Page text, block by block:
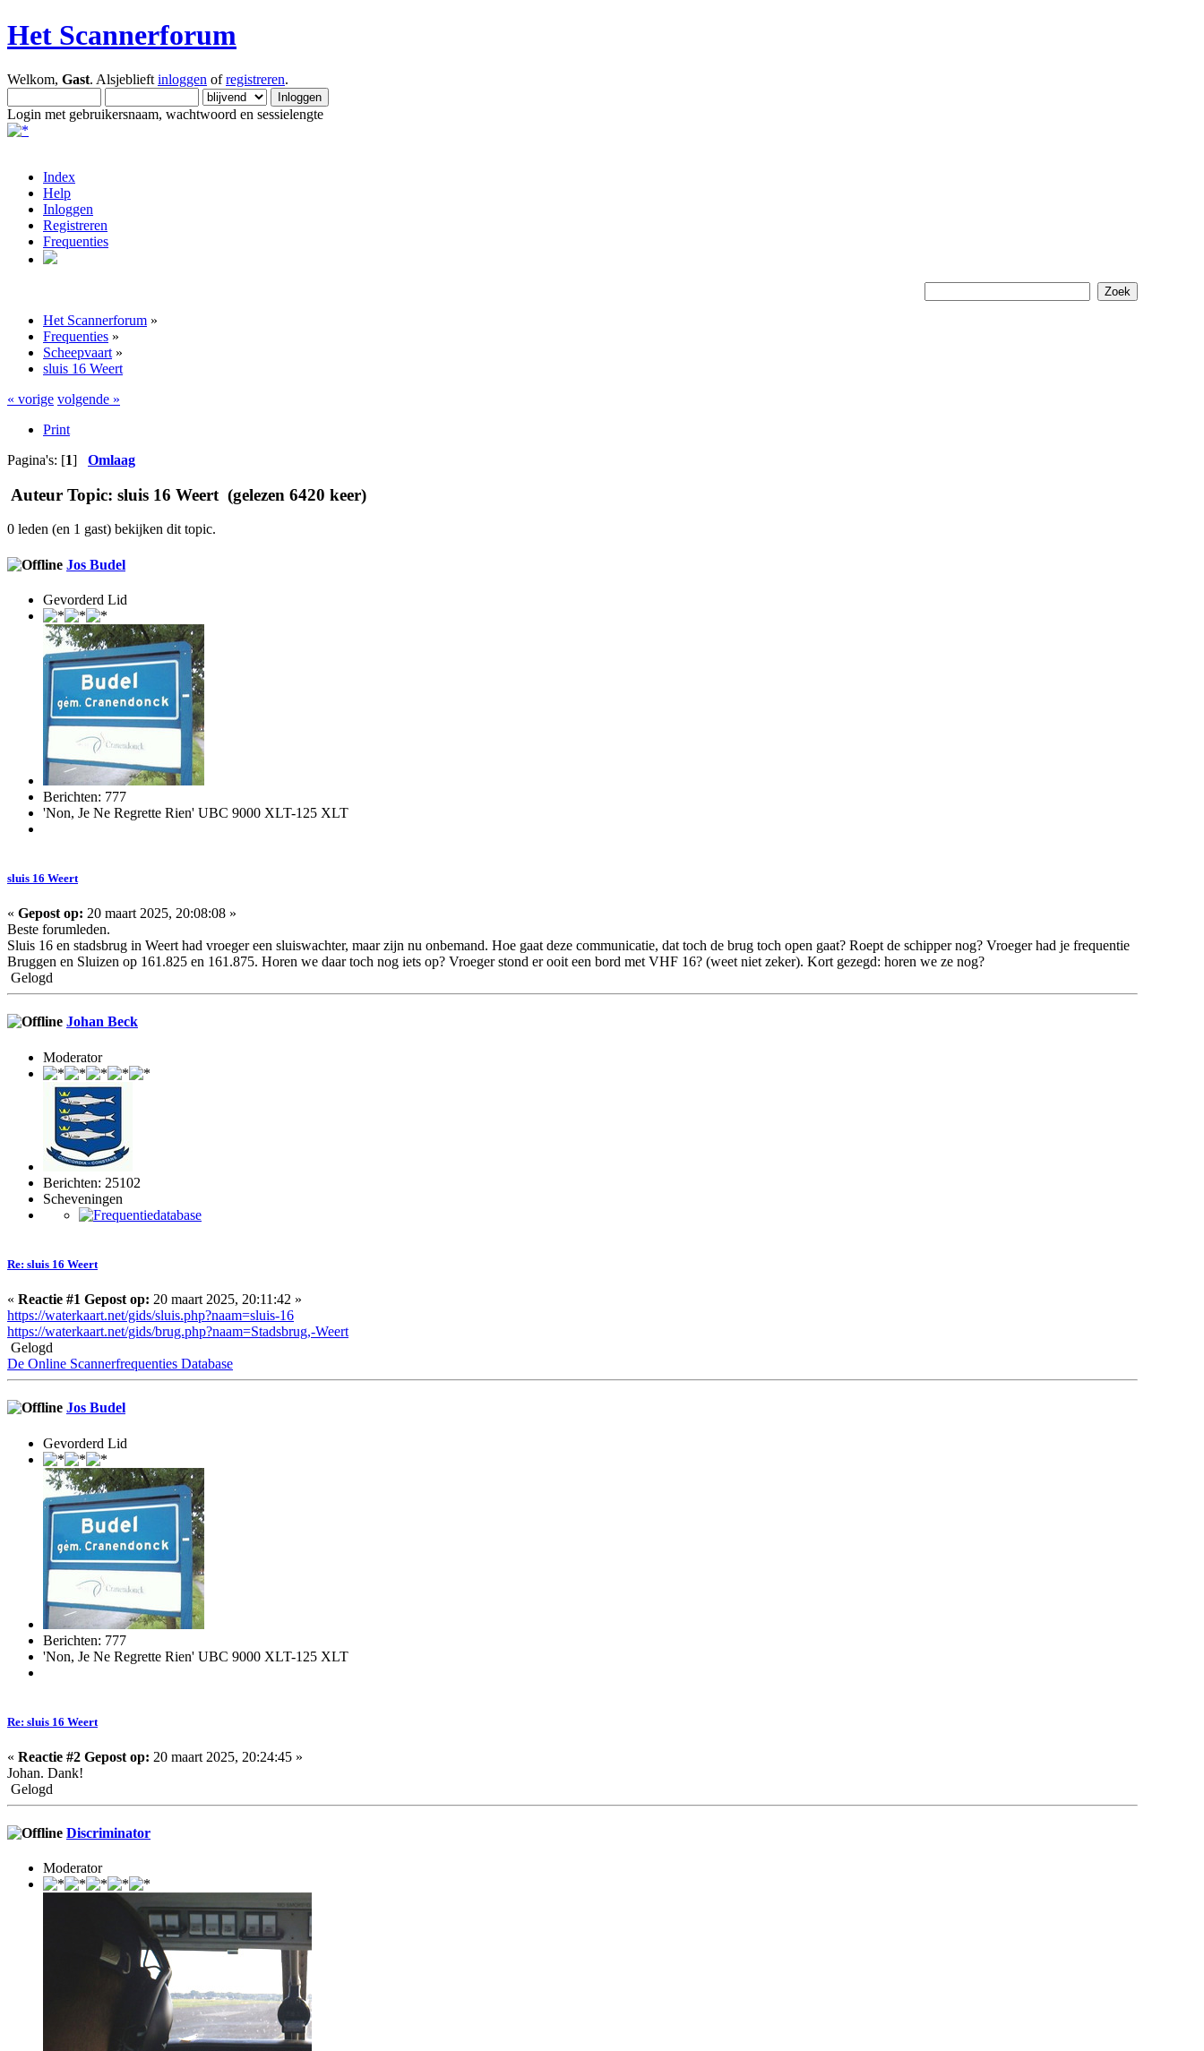
Het Scannerforum
Welkom, Gast. Alsjeblieft inloggen ofregistreren.
Login met gebruikersnaam, wachtwoord en sessielengte
Index
Help
Inloggen
Registreren
Frequenties
Het Scannerforum »
Frequenties »
Scheepvaart »
sluis 16 Weert
« vorige volgende »
Print
Pagina's: [1] Omlaag
Auteur Topic: sluis 16 Weert (gelezen 6420 keer)
0 leden (en 1 gast) bekijken dit topic.
Jos Budel
Gevorderd Lid
Berichten: 777
'Non, Je Ne Regrette Rien' UBC 9000 XLT-125 XLT
sluis 16 Weert
« Gepost op: 20 maart 2025, 20:08:08 »
Beste forumleden.
Sluis 16 en stadsbrug in Weert had vroeger een sluiswachter, maar zijn nu onbemand. Hoe gaat deze communicatie, dat toch de brug toch open gaat? Roept de schipper nog? Vroeger had je frequentie
Bruggen en Sluizen op 161.825 en 161.875. Horen we daar toch nog iets op? Vroeger stond er ooit een bord met VHF 16? (weet niet zeker). Kort gezegd: horen we ze nog?
Gelogd
Johan Beck
Moderator
Berichten: 25102
Scheveningen
Re: sluis 16 Weert
« Reactie #1 Gepost op: 20 maart 2025, 20:11:42 »
https://waterkaart.net/gids/sluis.php?naam=sluis-16
https://waterkaart.net/gids/brug.php?naam=Stadsbrug,-Weert
Gelogd
De Online Scannerfrequenties Database
Jos Budel
Gevorderd Lid
Berichten: 777
'Non, Je Ne Regrette Rien' UBC 9000 XLT-125 XLT
Re: sluis 16 Weert
« Reactie #2 Gepost op: 20 maart 2025, 20:24:45 »
Johan. Dank!
Gelogd
Discriminator
Moderator